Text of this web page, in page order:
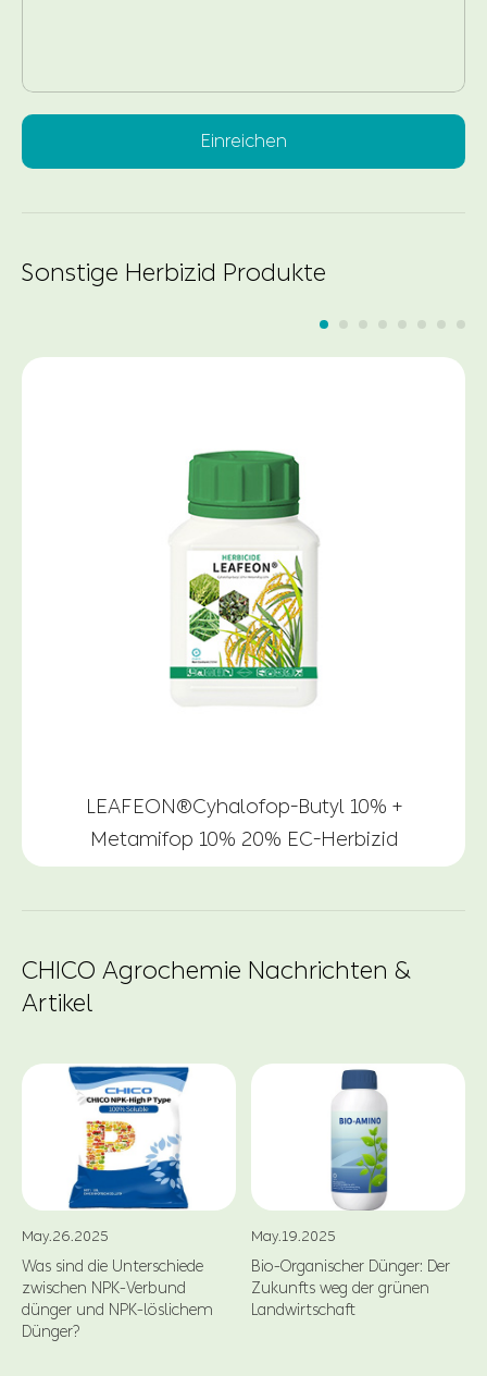
Einreichen
Sonstige Herbizid Produkte
LEAFEON®Cyhalofop-Butyl 10% +
Metamifop 10% 20% EC-Herbizid
CHICO Agrochemie Nachrichten &
Artikel
May.26.2025
Was sind die Unterschiede
zwischen NPK-Verbund
dünger und NPK-löslichem
Dünger?
May.19.2025
Bio-Organischer Dünger: Der
Zukunfts weg der grünen
Landwirtschaft